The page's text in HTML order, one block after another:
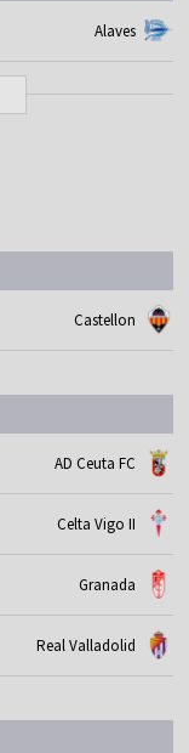
Alaves
Castellon
AD Ceuta FC
Celta Vigo II
Granada
Real Valladolid